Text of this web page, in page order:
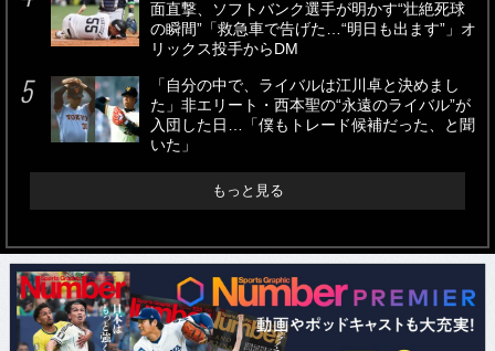
面直撃、ソフトバンク選手が明かす“壮絶死球
の瞬間”「救急車で告げた…“明日も出ます”」オ
リックス投手からDM
「自分の中で、ライバルは江川卓と決めまし
た」非エリート・西本聖の“永遠のライバル”が
入団した日…「僕もトレード候補だった、と聞
いた」
もっと見る